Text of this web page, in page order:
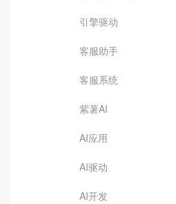
引擎驱动
客服助手
客服系统
紫薯AI
AI应用
AI驱动
AI开发